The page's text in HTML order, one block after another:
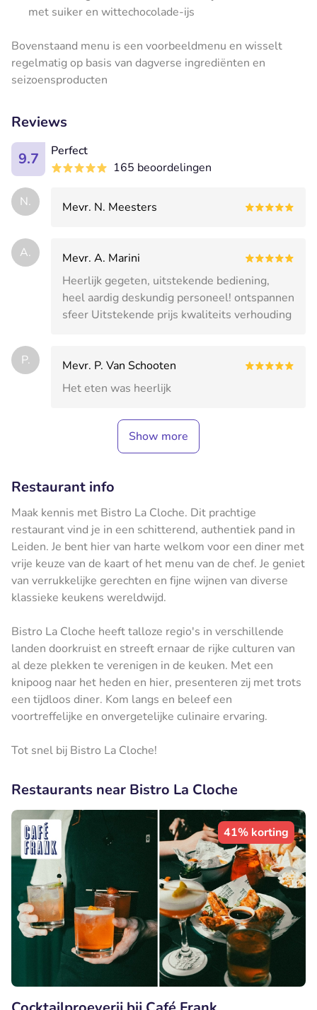
met suiker en wittechocolade-ijs
Bovenstaand menu is een voorbeeldmenu en wisselt
regelmatig op basis van dagverse ingrediënten en
seizoensproducten
Reviews
9.7
Perfect
165 beoordelingen
N. Mevr. N. Meesters
A.
Mevr. A. Marini
Heerlijk gegeten, uitstekende bediening,
heel aardig deskundig personeel! ontspannen
sfeer Uitstekende prijs kwaliteits verhouding
P.
Mevr. P. Van Schooten
Het eten was heerlijk
Show more
Restaurant info
Maak kennis met Bistro La Cloche. Dit prachtige
restaurant vind je in een schitterend, authentiek pand in
Leiden. Je bent hier van harte welkom voor een diner met
vrije keuze van de kaart of het menu van de chef. Je geniet
van verrukkelijke gerechten en fijne wijnen van diverse
klassieke keukens wereldwijd.
Bistro La Cloche heeft talloze regio's in verschillende
landen doorkruist en streeft ernaar de rijke culturen van
al deze plekken te verenigen in de keuken. Met een
knipoog naar het heden en hier, presenteren zij met trots
een tijdloos diner. Kom langs en beleef een
voortreffelijke en onvergetelijke culinaire ervaring.
Tot snel bij Bistro La Cloche!
Restaurants near Bistro La Cloche
41% korting